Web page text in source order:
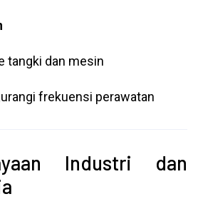
tangki dan mesin
frekuensi perawatan
Industri dan